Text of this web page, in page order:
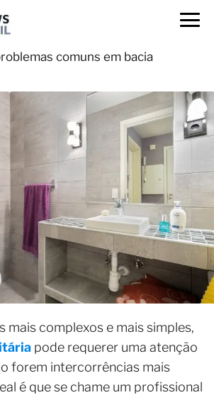
comuns em bacia
mais complexos e mais simples,
pode requerer uma atenção
forem intercorrências mais
é que se chame um profissional